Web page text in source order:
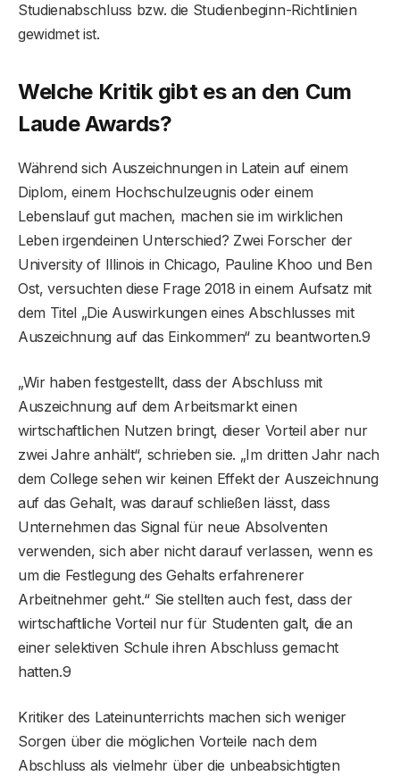
Studienabschluss bzw. die Studienbeginn-Richtlinien
gewidmet ist.
Welche Kritik gibt es an den Cum
Laude Awards?
Während sich Auszeichnungen in Latein auf einem
Diplom, einem Hochschulzeugnis oder einem
Lebenslauf gut machen, machen sie im wirklichen
Leben irgendeinen Unterschied? Zwei Forscher der
University of Illinois in Chicago, Pauline Khoo und Ben
Ost, versuchten diese Frage 2018 in einem Aufsatz mit
dem Titel „Die Auswirkungen eines Abschlusses mit
Auszeichnung auf das Einkommen“ zu beantworten.9
„Wir haben festgestellt, dass der Abschluss mit
Auszeichnung auf dem Arbeitsmarkt einen
wirtschaftlichen Nutzen bringt, dieser Vorteil aber nur
zwei Jahre anhält“, schrieben sie. „Im dritten Jahr nach
dem College sehen wir keinen Effekt der Auszeichnung
auf das Gehalt, was darauf schließen lässt, dass
Unternehmen das Signal für neue Absolventen
verwenden, sich aber nicht darauf verlassen, wenn es
um die Festlegung des Gehalts erfahrenerer
Arbeitnehmer geht.“ Sie stellten auch fest, dass der
wirtschaftliche Vorteil nur für Studenten galt, die an
einer selektiven Schule ihren Abschluss gemacht
hatten.9
Kritiker des Lateinunterrichts machen sich weniger
Sorgen über die möglichen Vorteile nach dem
Abschluss als vielmehr über die unbeabsichtigten